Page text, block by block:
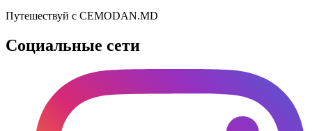
Путешествуй с CEMODAN.MD
Социальные сети